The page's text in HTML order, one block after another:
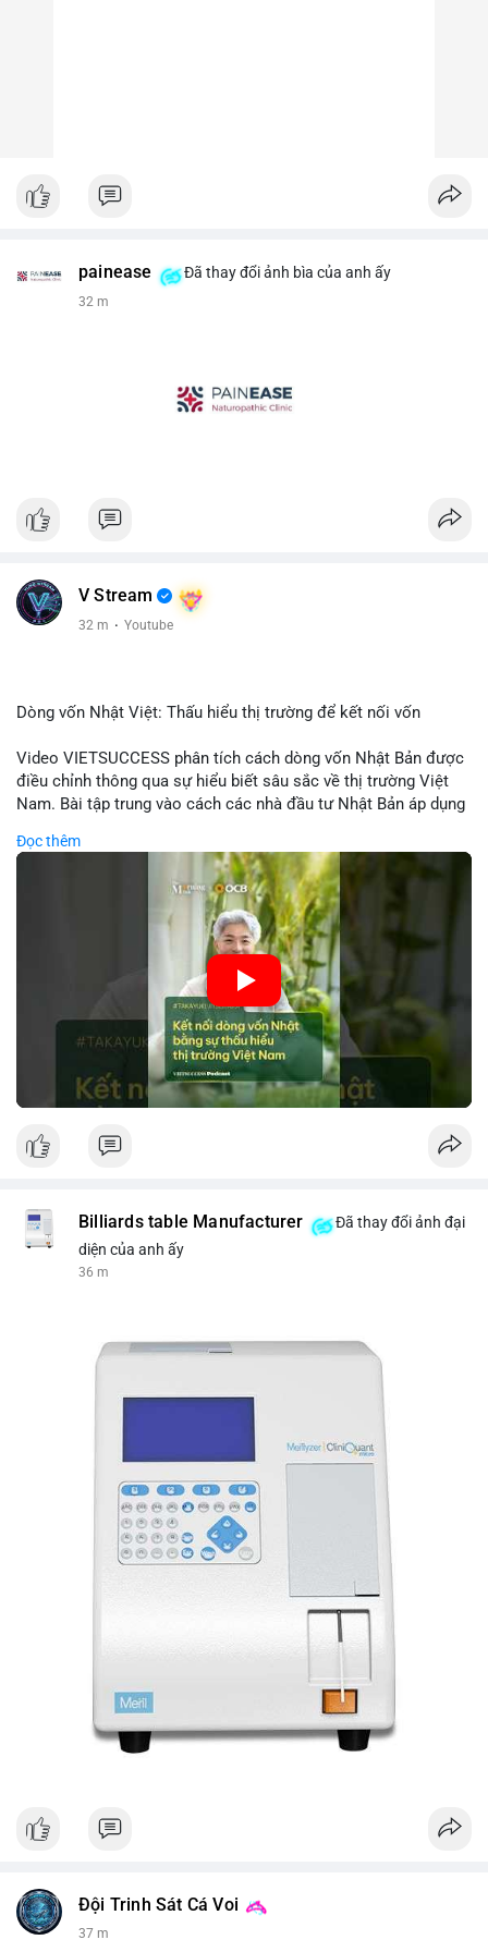
painease Đã thay đổi ảnh bìa của anh ấy
32 m
V Stream
32 m · Youtube
Dòng vốn Nhật Việt: Thấu hiểu thị trường để kết nối vốn
Video VIETSUCCESS phân tích cách dòng vốn Nhật Bản được
điều chỉnh thông qua sự hiểu biết sâu sắc về thị trường Việt
Nam. Bài tập trung vào cách các nhà đầu tư Nhật Bản áp dụng
đầu tư trực tiếp vào doanh nghiệp đến việc giao dịch tài chính.
Kết nối này không chỉ tạo cơ hội tăng trưởng cho Việt Nam mà
còn tạo ra động lực cho thị trường crypto địa phương khi các
nhà đầu tư đa quốc gia tìm kiếm cơ hội đa dạng. Các yếu tố
như chính sách tài chính Việt Nam, xu hướng đầu tư ESG, và
ổn định thị trường sẽ ảnh hưởng trực tiếp đến lưu lượng vốn
nhập khẩu từ Nhật Bản. Bài cũng nhấn mạnh vai trò của thông
tin thị trường chính xác trong việc giảm rủi ro khi kết nối các
thị trường khác nhau.
🎥 Xem video trực tiếp tại:
Đọc thêm
Billiards table Manufacturer
Đã thay đổi ảnh đại
diện của anh ấy
36 m
Đội Trinh Sát Cá Voi
37 m